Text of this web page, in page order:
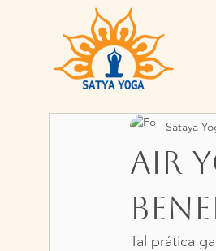
Air
Sataya
Tal prática